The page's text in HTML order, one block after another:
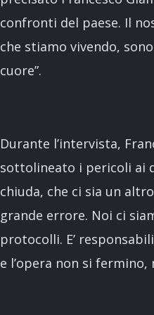
confronti del paese. Il
che stiamo vivendo,
cuore”.
Durante l’intervista,
sottolineato i pericoli ai
chiuda, che ci sia un
grande errore. Noi ci
protocolli. E’
e l’opera non si fermino,